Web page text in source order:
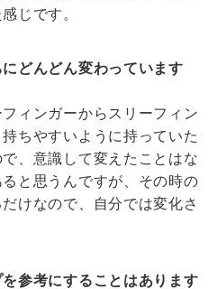
じです。
どんどん変わっています
ィンガーからスリーフィン
ちやすいように持っていた
、意識して変えたことはな
と思うんですが、その時の
けなので、自分では変化さ
参考にすることはあります